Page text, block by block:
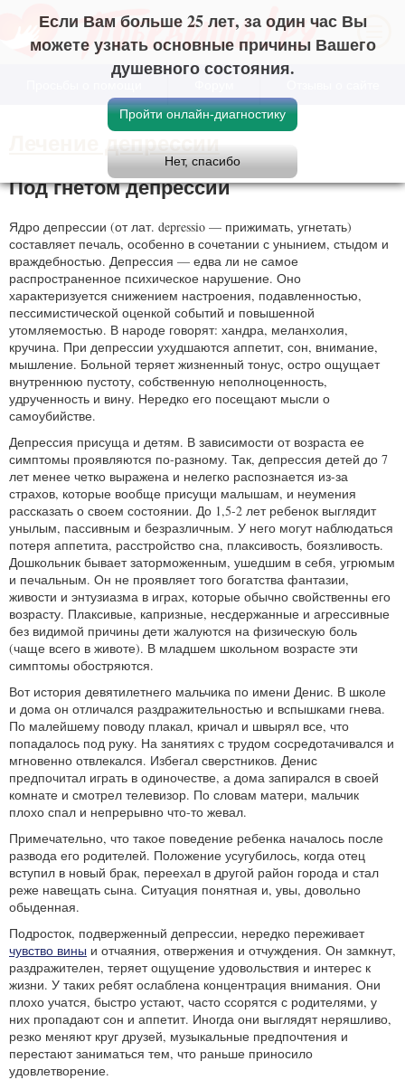
Если Вам больше 25 лет, за один час Вы
можете узнать основные причины Вашего
душевного состояния.
Лечение депрессии
Под гнетом депрессии
Ядро депрессии (от лат. depressio — прижимать, угнетать)
составляет печаль, особенно в сочетании с унынием, стыдом и
враждебностью. Депрессия — едва ли не самое
распространенное психическое нарушение. Оно
характеризуется снижением настроения, подавленностью,
пессимистической оценкой событий и повышенной
утомляемостью. В народе говорят: хандра, меланхолия,
кручина. При депрессии ухудшаются аппетит, сон, внимание,
мышление. Больной теряет жизненный тонус, остро ощущает
внутреннюю пустоту, собственную неполноценность,
удрученность и вину. Нередко его посещают мысли о
самоубийстве.
Депрессия присуща и детям. В зависимости от возраста ее
симптомы проявляются по-разному. Так, депрессия детей до 7
лет менее четко выражена и нелегко распознается из-за
страхов, которые вообще присущи малышам, и неумения
рассказать о своем состоянии. До 1,5-2 лет ребенок выглядит
унылым, пассивным и безразличным. У него могут наблюдаться
потеря аппетита, расстройство сна, плаксивость, боязливость.
Дошкольник бывает заторможенным, ушедшим в себя, угрюмым
и печальным. Он не проявляет того богатства фантазии,
живости и энтузиазма в играх, которые обычно свойственны его
возрасту. Плаксивые, капризные, несдержанные и агрессивные
без видимой причины дети жалуются на физическую боль
(чаще всего в животе). В младшем школьном возрасте эти
симптомы обостряются.
Вот история девятилетнего мальчика по имени Денис. В школе
и дома он отличался раздражительностью и вспышками гнева.
По малейшему поводу плакал, кричал и швырял все, что
попадалось под руку. На занятиях с трудом сосредотачивался и
мгновенно отвлекался. Избегал сверстников. Денис
предпочитал играть в одиночестве, а дома запирался в своей
комнате и смотрел телевизор. По словам матери, мальчик
плохо спал и непрерывно что-то жевал.
Примечательно, что такое поведение ребенка началось после
развода его родителей. Положение усугубилось, когда отец
вступил в новый брак, переехал в другой район города и стал
реже навещать сына. Ситуация понятная и, увы, довольно
обыденная.
Подросток, подверженный депрессии, нередко переживает
чувство вины и отчаяния, отвержения и отчуждения. Он замкнут,
раздражителен, теряет ощущение удовольствия и интерес к
жизни. У таких ребят ослаблена концентрация внимания. Они
плохо учатся, быстро устают, часто ссорятся с родителями, у
них пропадают сон и аппетит. Иногда они выглядят неряшливо,
резко меняют круг друзей, музыкальные предпочтения и
перестают заниматься тем, что раньше приносило
удовлетворение.